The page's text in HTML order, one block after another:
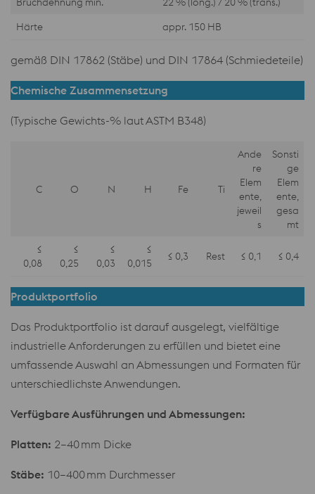
Härte
appr. 150 HB
gemäß DIN 17862 (Stäbe) und DIN 17864 (Schmiedeteile)
Chemische Zusammensetzung
(Typische Gewichts-% laut ASTM B348)
C O N H Fe Ti
Ande
re
Elem
ente,
jeweil
s
Sonsti
ge
Elem
ente,
gesa
mt
≤
0,08
≤
0,25
≤
0,03
≤
0,015
≤ 0,3 Rest ≤ 0,1 ≤ 0,4
Produktportfolio
Das Produktportfolio ist darauf ausgelegt, vielfältige
industrielle Anforderungen zu erfüllen und bietet eine
umfassende Auswahl an Abmessungen und Formaten für
unterschiedlichste Anwendungen.
Verfügbare Ausführungen und Abmessungen:
Platten: 2–40 mm Dicke
Stäbe: 10–400 mm Durchmesser